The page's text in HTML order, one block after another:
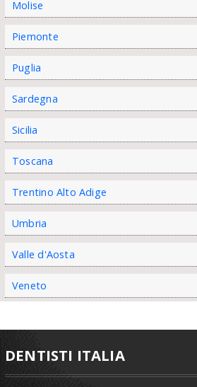
Molise
Piemonte
Puglia
Sardegna
Sicilia
Toscana
Trentino Alto Adige
Umbria
Valle d'Aosta
Veneto
DENTISTI ITALIA